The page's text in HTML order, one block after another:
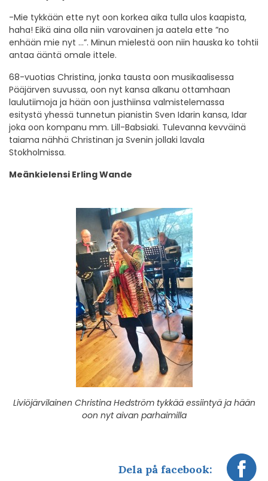
-Mie tykkään ette nyt oon korkea aika tulla ulos kaapista,
haha! Eikä aina olla niin varovainen ja aatela ette ”no
enhään mie nyt …”. Minun mielestä oon niin hauska ko tohtii
antaa ääntä omale ittele.
68-vuotias Christina, jonka tausta oon musikaalisessa
Pääjärven suvussa, oon nyt kansa alkanu ottamhaan
laulutiimoja ja hään oon justhiinsa valmistelemassa
esitystä yhessä tunnetun pianistin Sven Idarin kansa, Idar
joka oon kompanu mm. Lill-Babsiaki. Tulevanna kevväinä
taiama nähhä Christinan ja Svenin jollaki lavala
Stokholmissa.
Meänkielensi Erling Wande
Liviöjärvilainen Christina Hedström tykkää essiintyä ja hään
oon nyt aivan parhaimilla
Dela på facebook: